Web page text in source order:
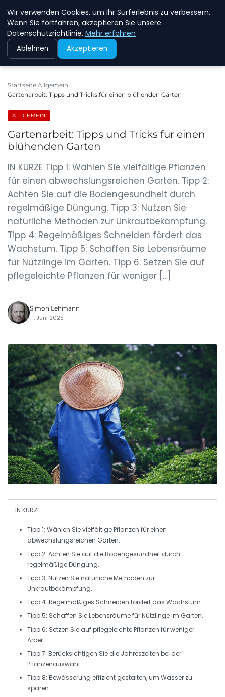
NEW ENERGY JOBS
Startseite Allgemein
Gartenarbeit: Tipps und Tricks für einen blühenden Garten
ALLGEMEIN
Gartenarbeit: Tipps und Tricks für einen
blühenden Garten
IN KÜRZE Tipp 1: Wählen Sie vielfältige Pflanzen
für einen abwechslungsreichen Garten. Tipp 2:
Achten Sie auf die Bodengesundheit durch
regelmäßige Düngung. Tipp 3: Nutzen Sie
natürliche Methoden zur Unkrautbekämpfung.
Tipp 4: Regelmäßiges Schneiden fördert das
Wachstum. Tipp 5: Schaffen Sie Lebensräume
für Nützlinge im Garten. Tipp 6: Setzen Sie auf
pflegeleichte Pflanzen für weniger […]
Simon Lehmann
11. Juni 2025
IN KÜRZE
Tipp 1: Wählen Sievielfältige Pflanzen für einen
abwechslungsreichen Garten.
Tipp 2: Achten Sie auf dieBodengesundheit durch
regelmäßige Düngung.
Tipp 3: Nutzen Sienatürliche Methoden zur
Unkrautbekämpfung.
Tipp 4: Regelmäßiges Schneiden fördert das Wachstum.
Tipp 5: Schaffen Sie Lebensräume fürNützlingeim Garten.
Tipp 6: Setzen Sie aufpflegeleichte Pflanzen für weniger
Arbeit.
Tipp 7: Berücksichtigen Sie die Jahreszeiten bei der
Pflanzenauswahl.
Tipp 8: Bewässerung effizient gestalten, um Wasser zu
sparen.
Wir verwenden Cookies, um Ihr Surferlebnis zu verbessern.
Wenn Sie fortfahren, akzeptieren Sie unsere
Datenschutzrichtlinie. Mehr erfahren
Ablehnen Akzeptieren